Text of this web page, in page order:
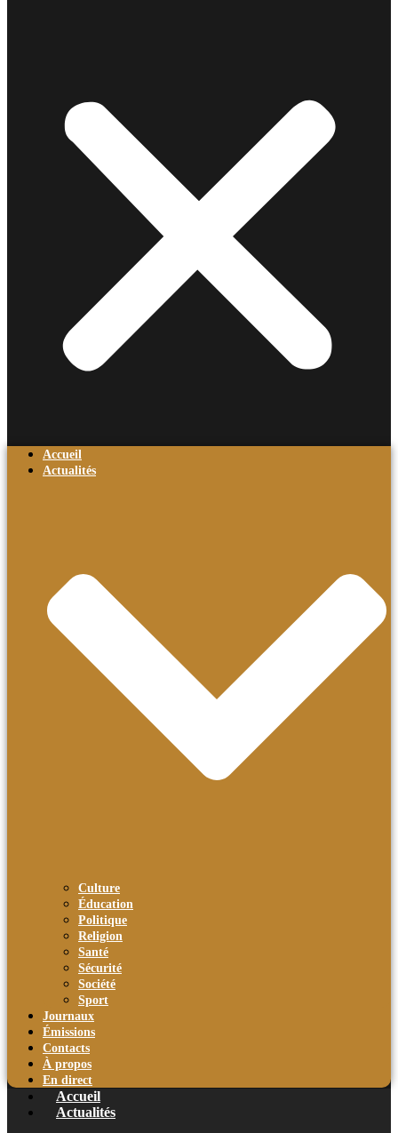
Accueil
Actualités
Culture
Éducation
Politique
Religion
Santé
Sécurité
Société
Sport
Journaux
Émissions
Contacts
À propos
En direct
Accueil
Actualités